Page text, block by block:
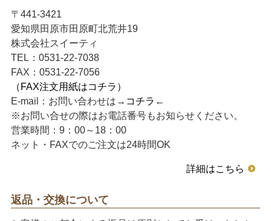
〒441-3421
愛知県田原市田原町北荒井19
株式会社スイーティ
TEL：0531-22-7038
FAX：0531-22-7056
（FAX注文用紙はコチラ）
E-mail：お問い合わせは→ コチラ ←
※お問い合せの際はお電話番号もお知らせください。
営業時間：9：00～18：00
ネット・FAXでのご注文は24時間OK
詳細はこちら
返品・交換について